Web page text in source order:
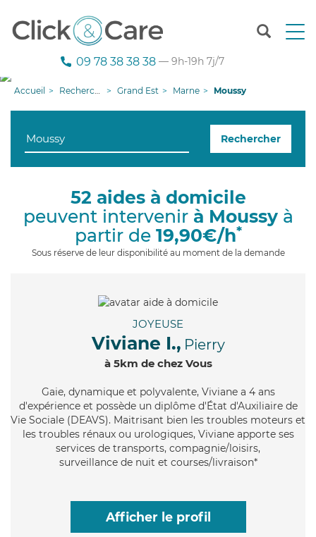
T
n
g
09 78 38 38 38 — 9h-19h 7j/7
Accueil Recherche aide à domicile Grand Est Marne Moussy
Rechercher
52 aides à domicile
peuvent intervenir à Moussyà
partir de 19,90€/h*
Sous réserve de leur disponibilité au moment de la demande
JOYEUSE
Viviane I., Pierry
à 5km de chez Vous
Gaie, dynamique et polyvalente, Viviane a 4 ans
d'expérience et possède un diplôme d'État d'Auxiliaire de
Vie Sociale (DEAVS). Maitrisant bien les troubles moteurs et
les troubles rénaux ou urologiques, Viviane apporte ses
services de transports, compagnie/loisirs,
surveillance de nuit et courses/livraison*
Afficher le profil